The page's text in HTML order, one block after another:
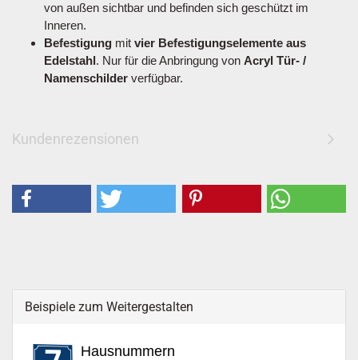
von außen sichtbar und befinden sich geschützt im
Inneren.
Befestigung mit vier Befestigungselemente aus
Edelstahl. Nur für die Anbringung von Acryl Tür- /
Namenschilder verfügbar.
Kundenrezensionen
Beispiele zum Weitergestalten
Hausnummern